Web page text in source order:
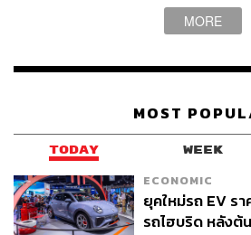
สำหรับสายแอกทีฟ ที่นี่มี Xventure แ
เครื่องเล่น สามารถชวนแก๊งเพื่อนมา
ที่ และยังมี Jetts Fitness ที่เปิดให้บริก
แห่งแรกของจังหวัด ตอบโจทย์ชีวิตช
ก็มาเบิร์นได้ตอนนั้น
MORE
MOST
TODAY WEEK
ECONOMIC
ยุคใหม่รถ EV รา
รถไฮบริด หลังต้